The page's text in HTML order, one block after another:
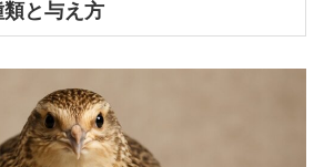
と与え方